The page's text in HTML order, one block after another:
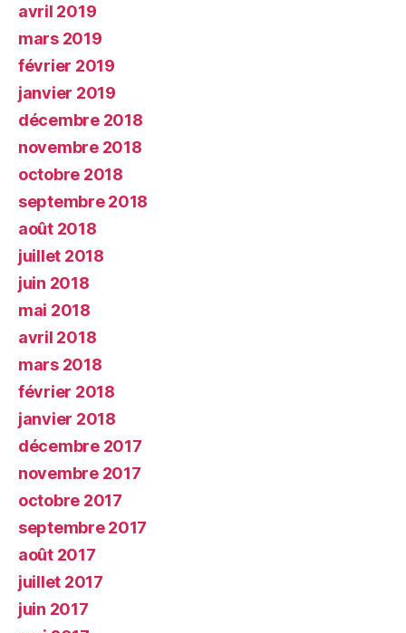
avril 2019
mars 2019
février 2019
janvier 2019
décembre 2018
novembre 2018
octobre 2018
septembre 2018
août 2018
juillet 2018
juin 2018
mai 2018
avril 2018
mars 2018
février 2018
janvier 2018
décembre 2017
novembre 2017
octobre 2017
septembre 2017
août 2017
juillet 2017
juin 2017